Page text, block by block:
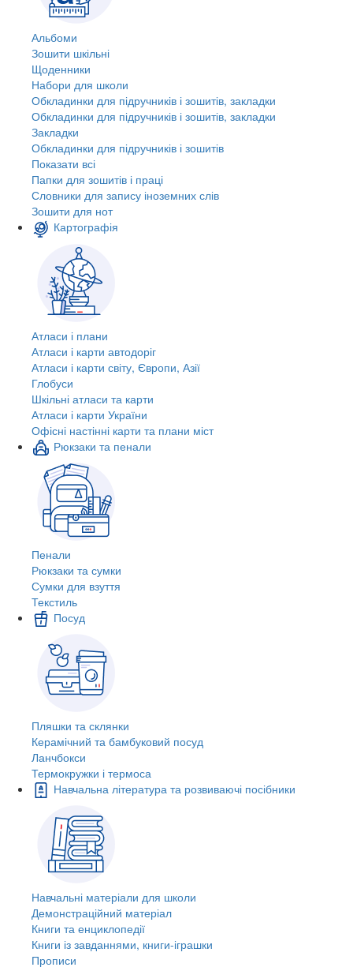
Альбоми
Зошити шкільні
Щоденники
Набори для школи
Обкладинки для підручників і зошитів, закладки
Обкладинки для підручників і зошитів, закладки
Закладки
Обкладинки для підручників і зошитів
Показати всі
Папки для зошитів і праці
Словники для запису іноземних слів
Зошити для нот
Картографія
Атласи і плани
Атласи і карти автодоріг
Атласи і карти світу, Європи, Азії
Глобуси
Шкільні атласи та карти
Атласи і карти України
Офісні настінні карти та плани міст
Рюкзаки та пенали
Пенали
Рюкзаки та сумки
Сумки для взуття
Текстиль
Посуд
Пляшки та склянки
Керамічний та бамбуковий посуд
Ланчбокси
Термокружки і термоса
Навчальна література та розвиваючі посібники
Навчальні матеріали для школи
Демонстраційний матеріал
Книги та енциклопедії
Книги із завданнями, книги-іграшки
Прописи